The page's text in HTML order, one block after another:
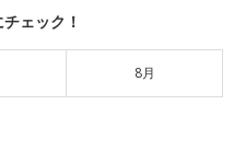
ェック！
8月